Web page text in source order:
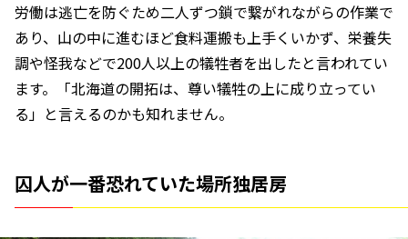
労働は逃亡を防ぐため二人ずつ鎖で繋がれながらの作業で
あり、山の中に進むほど食料運搬も上手くいかず、栄養失
調や怪我などで200人以上の犠牲者を出したと言われてい
ます。「北海道の開拓は、尊い犠牲の上に成り立ってい
る」と言えるのかも知れません。
囚人が一番恐れていた場所独居房